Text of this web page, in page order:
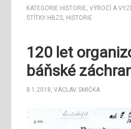
KATEGORIE: HISTORIE,VÝROČÍ A
ŠTÍTKY: HBZS, HISTORIE
120 let
báňské
8.1.2018,VÁCLAV SMIČKA